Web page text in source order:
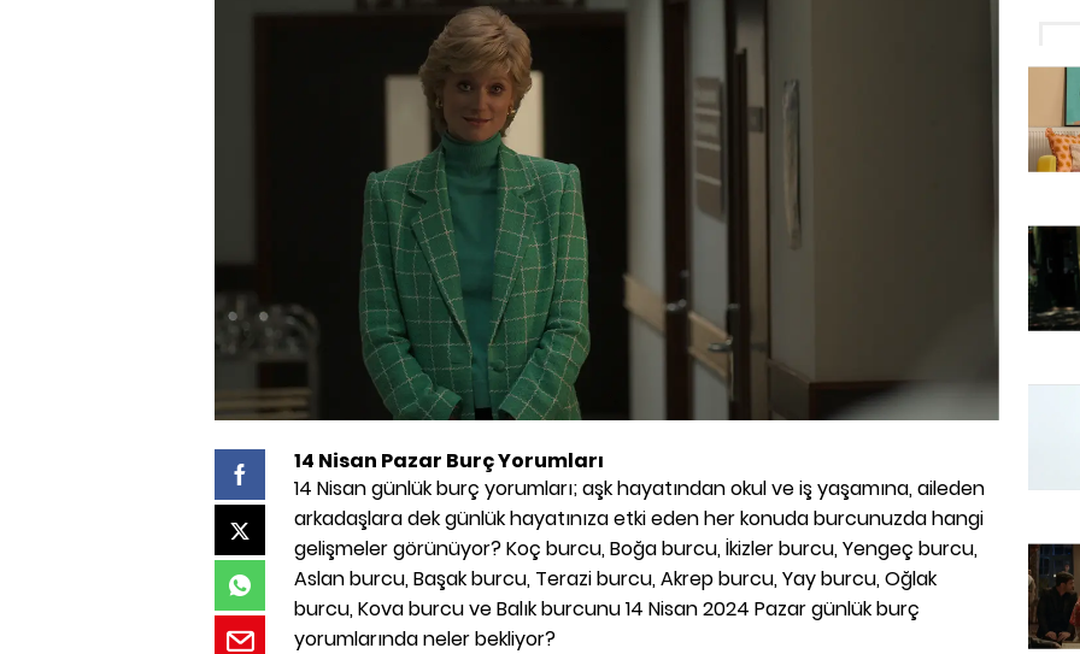
14 Nisan Pazar Burç Yorumları
14 Nisan günlük burç yorumları; aşk hayatından okul ve iş yaşamına, aileden
arkadaşlara dek günlük hayatınıza etki eden her konuda burcunuzda hangi
gelişmeler görünüyor? Koç burcu, Boğa burcu, İkizler burcu, Yengeç burcu,
Aslan burcu, Başak burcu, Terazi burcu, Akrep burcu, Yay burcu, Oğlak
burcu, Kova burcu ve Balık burcunu 14 Nisan 2024 Pazar günlük burç
yorumlarında neler bekliyor?